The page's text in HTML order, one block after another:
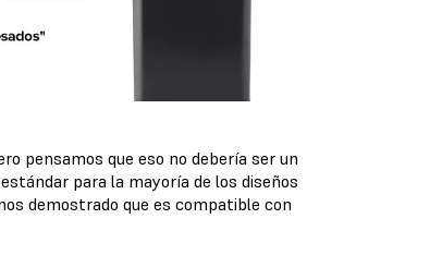
pensamos que eso no debería ser un
para la mayoría de los diseños
demostrado que es compatible con